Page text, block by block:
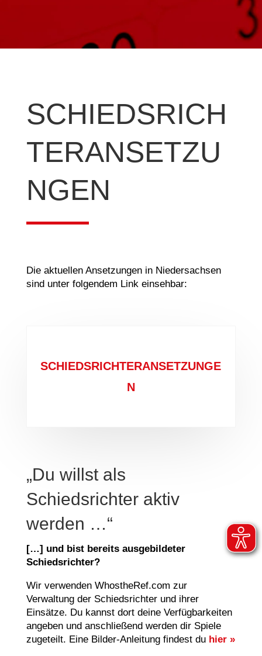
SCHIEDSRICH
TERANSETZU
NGEN
Die aktuellen Ansetzungen in Niedersachsen
sind unter folgendem Link einsehbar:
SCHIEDSRICHTERANSETZUNGE
N
„Du willst als
Schiedsrichter aktiv
werden …“
[…] und bist bereits ausgebildeter
Schiedsrichter?
Wir verwenden WhostheRef.com zur
Verwaltung der Schiedsrichter und ihrer
Einsätze. Du kannst dort deine Verfügbarkeiten
angeben und anschließend werden dir Spiele
zugeteilt. Eine Bilder-Anleitung findest du hier »